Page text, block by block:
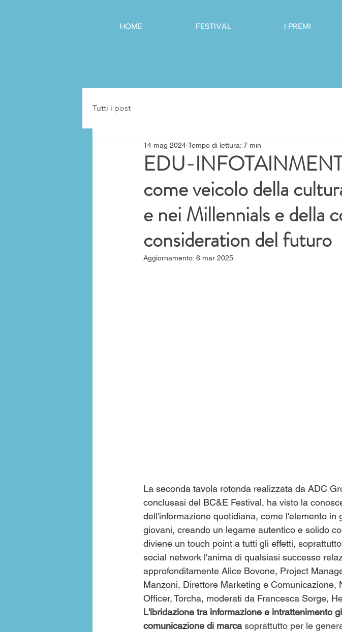
HOME FESTIVAL I PREMI
Tutti i post
EDU-
come veicolo della
e nei Millennials e della
consideration del futuro
14 mag 2024 Tempo di lettura: 7 min
Aggiornamento: 6 mar 2025
La seconda tavola rotonda realizzata da ADC
conclusasi del BC&E Festival, ha visto la
dell'informazione quotidiana, come l'elemento
giovani, creando un legame autentico e solido
diviene un touch point a tutti gli effetti,
social network l'anima di qualsiasi successo
approfonditamente Alice Bovone, Project
Manzoni, Direttore Marketing e Comunicazione,
Officer, Torcha, moderati da Francesca Sorge,
L'ibridazione tra informazione e intrattenimento
comunicazione di marca soprattutto per le